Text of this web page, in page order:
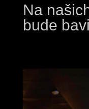
Na
bude